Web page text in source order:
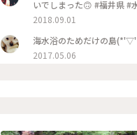
2018.09.01
2017.05.06